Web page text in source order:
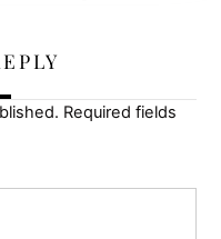
Required fields